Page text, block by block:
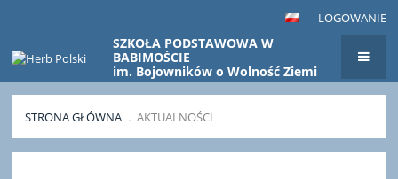
LOGOWANIE
SZKOŁA PODSTAWOWA W
BABIMOŚCIE
im. Bojowników o Wolność Ziemi
Babimojskiej
STRONA GŁÓWNA . AKTUALNOŚCI